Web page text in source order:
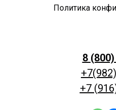
Политика
8
+7